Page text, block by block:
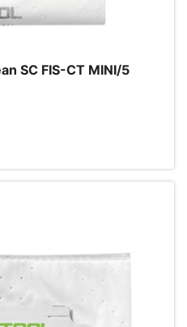
SC FIS-CT MINI/5